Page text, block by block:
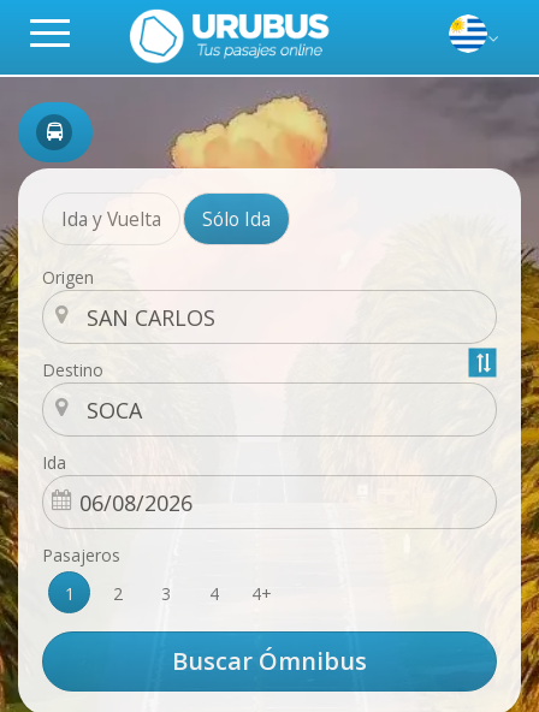
Ida y Vuelta Sólo Ida
Origen
Destino
Ida
Pasajeros
1
2 3 4 4+